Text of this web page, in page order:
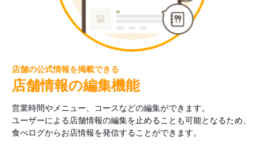
店舗の公式情報を掲載できる
店舗情報の編集機能
営業時間やメニュー、コースなどの編集ができます。
ユーザーによる店舗情報の編集を止めることも可能となるため、
食べログからお店情報を発信することができます。